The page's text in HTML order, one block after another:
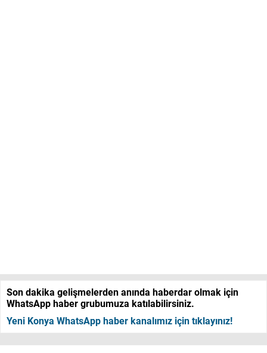
Son dakika gelişmelerden anında haberdar olmak için
WhatsApp haber grubumuza katılabilirsiniz.
Yeni Konya WhatsApp haber kanalımız için tıklayınız!